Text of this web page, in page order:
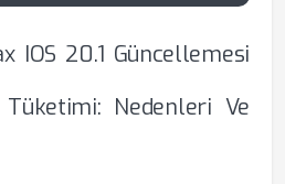
IOS 20.1 Güncellemesi
Tüketimi: Nedenleri Ve